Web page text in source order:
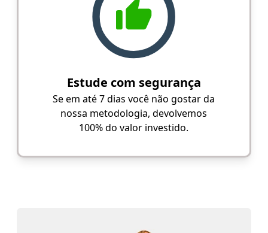
Estude com segurança
Se em até 7 dias você não gostar da
nossa metodologia, devolvemos
100% do valor investido.